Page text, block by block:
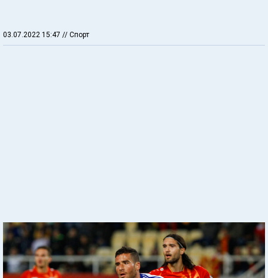
03.07.2022 15:47 // Спорт